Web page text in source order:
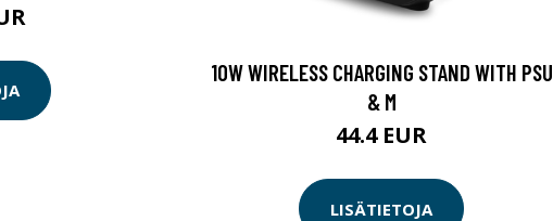
10W WIRELESS CHARGING STAND WITH PSU
& M
44.4 EUR
LISÄTIETOJA